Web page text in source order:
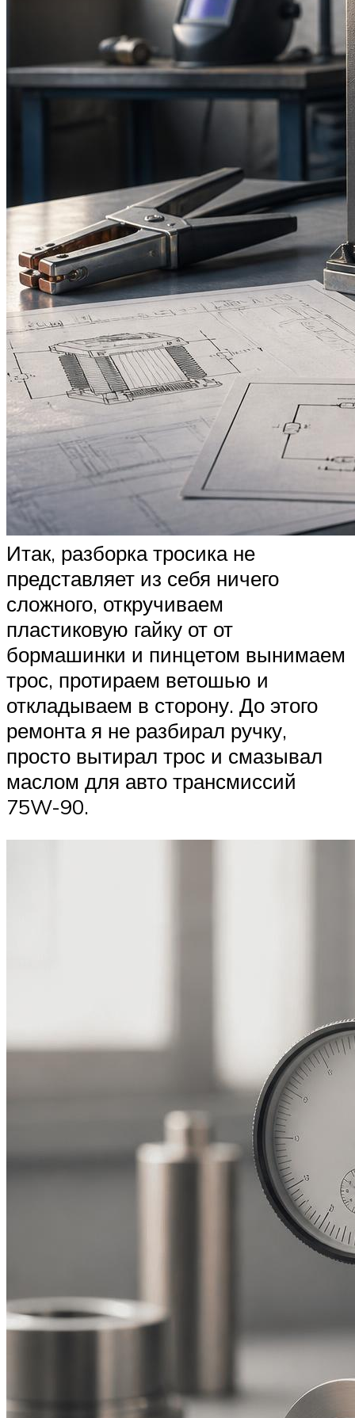
Итак, разборка тросика не
представляет из себя ничего
сложного, откручиваем
пластиковую гайку от от
бормашинки и пинцетом вынимаем
трос, протираем ветошью и
откладываем в сторону. До этого
ремонта я не разбирал ручку,
просто вытирал трос и смазывал
маслом для авто трансмиссий
75W-90.